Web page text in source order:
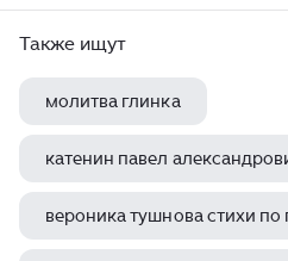
Также ищут
молитва глинка
катенин павел
вероника тушнова стихи по